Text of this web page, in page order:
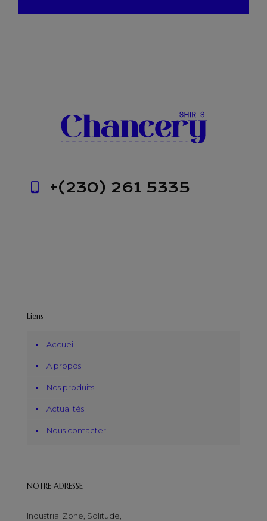
+(230) 261 5335
Liens
Accueil
A propos
Nos produits
Actualités
Nous contacter
NOTRE ADRESSE
Industrial Zone, Solitude,